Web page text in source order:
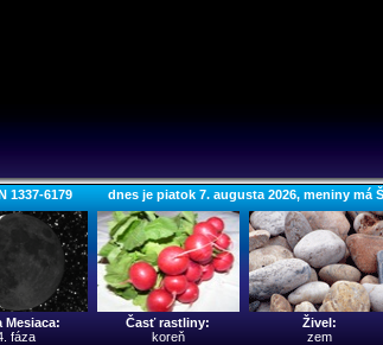
1337-6179 dnes je piatok 7. augusta 2026, meniny má
Mesiaca:
fáza
Časť rastliny:
koreň
Živel:
zem